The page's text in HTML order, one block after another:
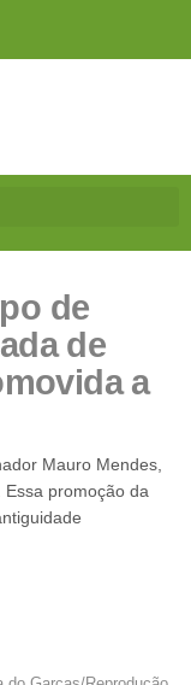
de
de
a
Mauro Mendes,
promoção da